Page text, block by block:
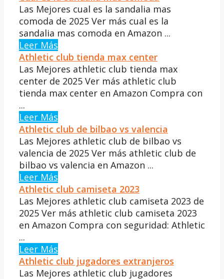
Las Mejores cual es la sandalia mas
comoda de 2025 Ver más cual es la
sandalia mas comoda en Amazon ...
Leer Más
Athletic club tienda max center
Las Mejores athletic club tienda max
center de 2025 Ver más athletic club
tienda max center en Amazon Compra con
...
Leer Más
Athletic club de bilbao vs valencia
Las Mejores athletic club de bilbao vs
valencia de 2025 Ver más athletic club de
bilbao vs valencia en Amazon ...
Leer Más
Athletic club camiseta 2023
Las Mejores athletic club camiseta 2023 de
2025 Ver más athletic club camiseta 2023
en Amazon Compra con seguridad: Athletic
...
Leer Más
Athletic club jugadores extranjeros
Las Mejores athletic club jugadores